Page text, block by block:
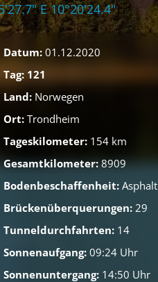
E 10°20'24.4"
Datum: 01.12.2020
Tag: 121
Land: Norwegen
Ort: Trondheim
Tageskilometer: 154 km
Gesamtkilometer: 8909
Bodenbeschaffenheit: Asphalt
Brückenüberquerungen: 29
Tunneldurchfahrten: 14
Sonnenaufgang: 09:24 Uhr
Sonnenuntergang: 14:50 Uhr